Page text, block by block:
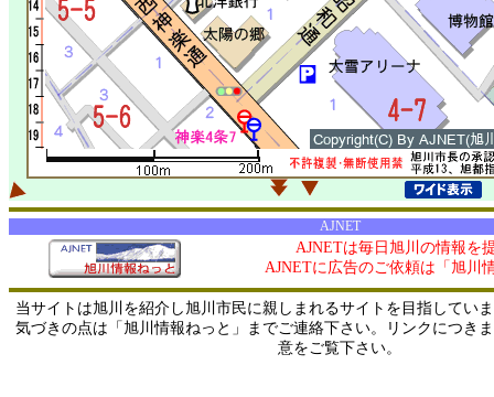
AJNET
AJNETは毎日旭川の情報を
AJNETに広告のご依頼は「旭川
当サイトは旭川を紹介し旭川市民に親しまれるサイトを目指してい
気づきの点は「旭川情報ねっと」までご連絡下さい。リンクにつき
意をご覧下さい。